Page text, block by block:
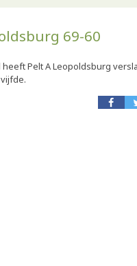
69-60
Pelt A Leopoldsburg